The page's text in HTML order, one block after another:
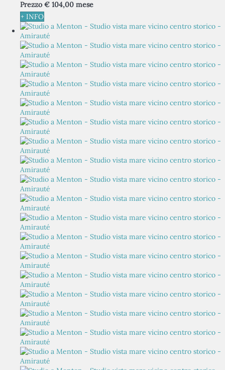
Prezzo € 104,00 mese
+ INFO